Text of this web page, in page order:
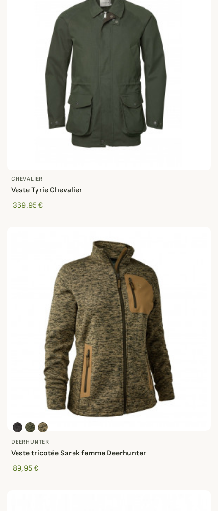
CHEVALIER
Veste Tyrie Chevalier
369,95 €
DEERHUNTER
Veste tricotée Sarek femme Deerhunter
89,95 €